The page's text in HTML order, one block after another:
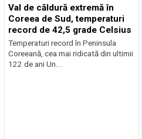
Val de căldură extremă în
Coreea de Sud, temperaturi
record de 42,5 grade Celsius
Temperaturi record în Peninsula
Coreeană, cea mai ridicată din ultimii
122 de ani Un...